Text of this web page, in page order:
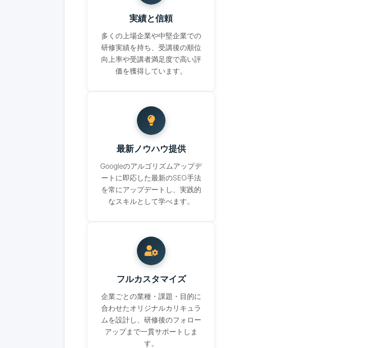
実績と信頼
多くの上場企業や中堅企業での
研修実績を持ち、受講後の順位
向上率や受講者満足度で高い評
価を獲得しています。
最新ノウハウ提供
Googleのアルゴリズムアップデ
ートに即応した最新のSEO手法
を常にアップデートし、実践的
なスキルとして学べます。
フルカスタマイズ
企業ごとの業種・課題・目的に
合わせたオリジナルカリキュラ
ムを設計し、研修後のフォロー
アップまで一貫サポートしま
す。